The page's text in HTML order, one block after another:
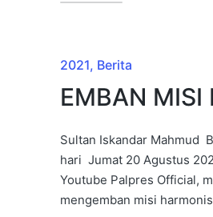
2021 Berita
EMBAN MISI
Sultan Iskandar Mahmud
hari Jumat 20 Agustus
Youtube Palpres Official,
mengemban misi